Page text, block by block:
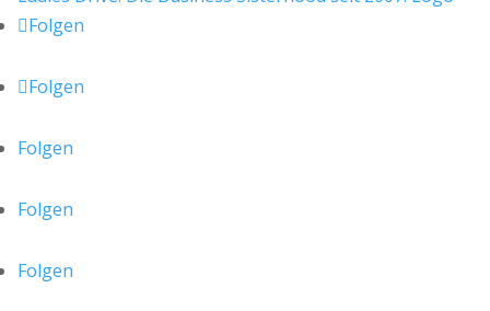
Folgen
Folgen
Folgen
Folgen
Folgen